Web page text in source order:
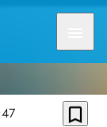
bookmark_border